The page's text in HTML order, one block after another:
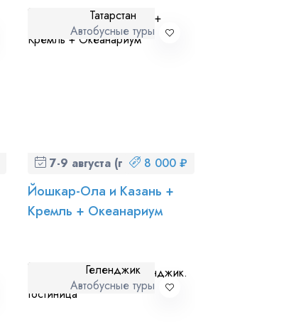
Татарстан
Автобусные туры
7-9 августа (пт-вс)8 000 ₽
Йошкар-Ола и Казань +
Кремль + Океанариум
Геленджик
Автобусные туры